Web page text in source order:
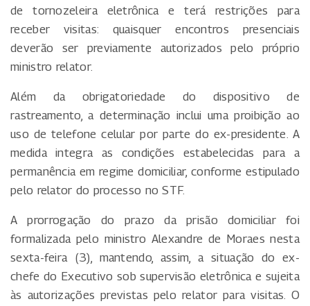
de tornozeleira eletrônica e terá restrições para
receber visitas: quaisquer encontros presenciais
deverão ser previamente autorizados pelo próprio
ministro relator.
Além da obrigatoriedade do dispositivo de
rastreamento, a determinação inclui uma proibição ao
uso de telefone celular por parte do ex-presidente. A
medida integra as condições estabelecidas para a
permanência em regime domiciliar, conforme estipulado
pelo relator do processo no STF.
A prorrogação do prazo da prisão domiciliar foi
formalizada pelo ministro Alexandre de Moraes nesta
sexta-feira (3), mantendo, assim, a situação do ex-
chefe do Executivo sob supervisão eletrônica e sujeita
às autorizações previstas pelo relator para visitas. O